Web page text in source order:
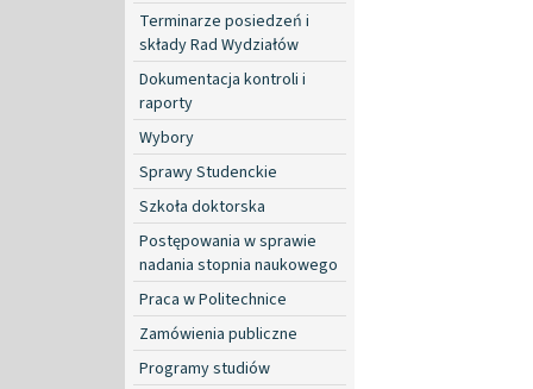
Terminarze posiedzeń i
składy Rad Wydziałów
Dokumentacja kontroli i
raporty
Wybory
Sprawy Studenckie
Szkoła doktorska
Postępowania w sprawie
nadania stopnia naukowego
Praca w Politechnice
Zamówienia publiczne
Programy studiów